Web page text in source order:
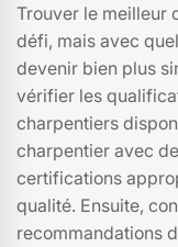
Trouver le meilleur
défi, mais avec
devenir bien plus
vérifier les
charpentiers
charpentier avec
certifications
qualité. Ensuite,
recommandations